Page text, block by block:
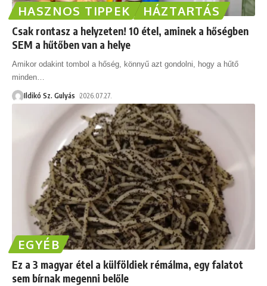
HASZNOS TIPPEK HÁZTARTÁS
Csak rontasz a helyzeten! 10 étel, aminek a hőségben
SEM a hűtőben van a helye
Amikor odakint tombol a hőség, könnyű azt gondolni, hogy a hűtő
minden…
Ildikó Sz. Gulyás 2026.07.27.
EGYÉB
Ez a 3 magyar étel a külföldiek rémálma, egy falatot
sem bírnak megenni belőle